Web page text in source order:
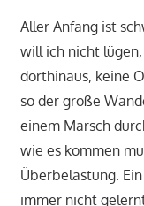
Aller Anfang ist
will ich nicht
dorthinaus, keine
so der große
einem Marsch
wie es kommen
Überbelastung.
immer nicht